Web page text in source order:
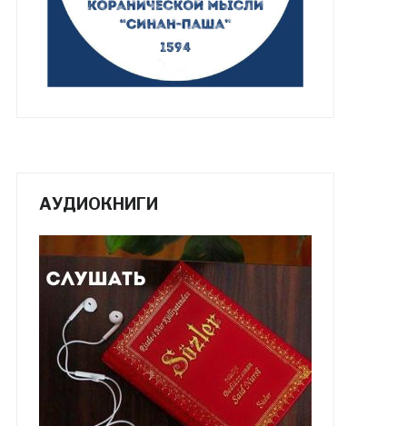
АУДИОКНИГИ